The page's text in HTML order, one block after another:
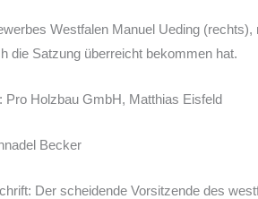
Westfalen Manuel Ueding
die Satzung überreicht bekommen hat.
Pro Holzbau GmbH, Matthias Eisfeld
Becker
Der scheidende Vorsitzende des